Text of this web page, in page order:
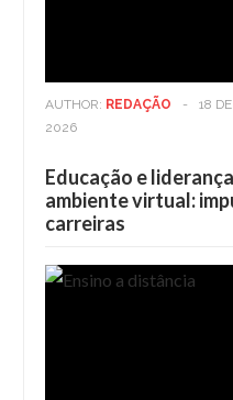
AUTHOR: REDAÇÃO -
18
2026
Educação e
ambiente virtual:
carreiras